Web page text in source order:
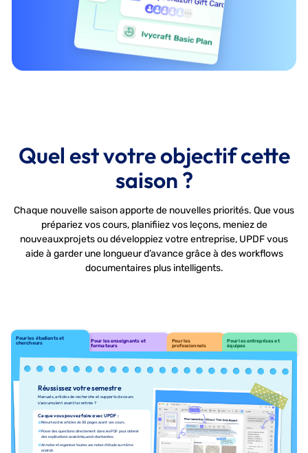
Quel est votre objectif cette
saison ?
Chaque nouvelle saison apporte de nouvelles priorités. Que vous
prépariez vos cours, planifiiez vos leçons, meniez de
nouveauxprojets ou développiez votre entreprise, UPDF vous
aide à garder une longueur d’avance grâce à des workflows
documentaires plus intelligents.
Pour les étudiants et
chercheurs
Pour les enseignants et
formateurs
Pour les
professionnels
Pour les entreprises et
équipes
Réussissez votre semestre
Manuels, articles de recherche et supports de cours
s’accumulent avant la rentrée ?
Ce que vous pouvez faire avec UPDF :
Résumez des articles de 30 pages avant vos cours.
Poser des questions directement dans les PDF pour obtenir
des explications académiques instantanées.
Annoter et organiser toutes vos notes d’étude au même
endroit.